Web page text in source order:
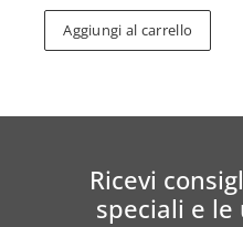
Aggiungi al carrello
Ricevi
speciali e